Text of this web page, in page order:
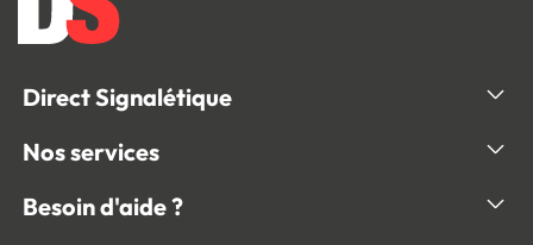
Direct Signalétique
Nos services
Besoin d'aide ?